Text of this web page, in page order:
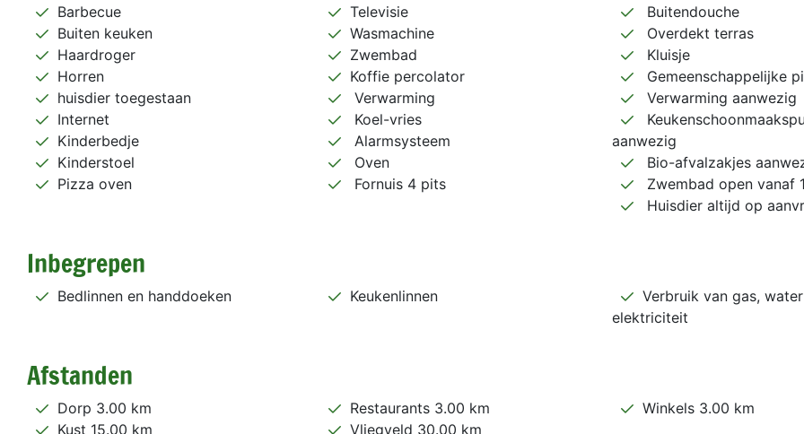
Barbecue
Buiten keuken
Haardroger
Horren
huisdier toegestaan
Internet
Kinderbedje
Kinderstoel
Pizza oven
Televisie
Wasmachine
Zwembad
Koffie percolator
Verwarming
Koel-vries
Alarmsysteem
Oven
Fornuis 4 pits
Buitendouche
Overdekt terras
Kluisje
Gemeenschappelijke
Verwarming aanwezig
aanwezig
Bio-afvalzakjes
Zwembad open vanaf
Huisdier altijd op
Inbegrepen
Bedlinnen en handdoeken Keukenlinnen
Verbruik van gas,
elektriciteit
Afstanden
Dorp 3.00 km
Kust 15.00 km
Restaurants 3.00 km
Vliegveld 30.00 km
Winkels 3.00 km